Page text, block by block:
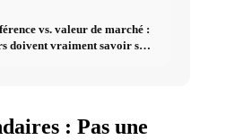
vs. valeur de marché :
doivent vraiment savoir sur
: Pas une